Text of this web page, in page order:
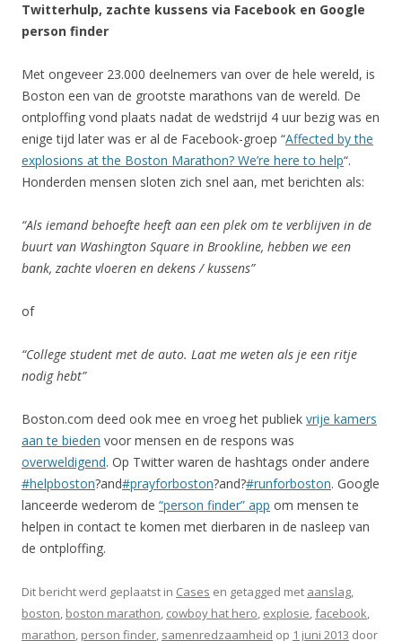
Twitterhulp, zachte kussens via Facebook en Google
person finder
Met ongeveer 23.000 deelnemers van over de hele wereld, is
Boston een van de grootste marathons van de wereld. De
ontploffing vond plaats nadat de wedstrijd 4 uur bezig was en
enige tijd later was er al de Facebook-groep “Affected by the
explosions at the Boston Marathon? We’re here to help“.
Honderden mensen sloten zich snel aan, met berichten als:
“Als iemand behoefte heeft aan een plek om te verblijven in de
buurt van Washington Square in Brookline, hebben we een
bank, zachte vloeren en dekens / kussens”
of
“College student met de auto. Laat me weten als je een ritje
nodig hebt”
Boston.com deed ook mee en vroeg het publiek vrije kamers
aan te bieden voor mensen en de respons was
overweldigend. Op Twitter waren de hashtags onder andere
#helpboston?and#prayforboston?and?#runforboston. Google
lanceerde wederom de “person finder” app om mensen te
helpen in contact te komen met dierbaren in de nasleep van
de ontploffing.
Dit bericht werd geplaatst in Cases en getagged met aanslag,
boston, boston marathon, cowboy hat hero, explosie,facebook,
marathon, person finder, samenredzaamheid op 1 juni 2013 door